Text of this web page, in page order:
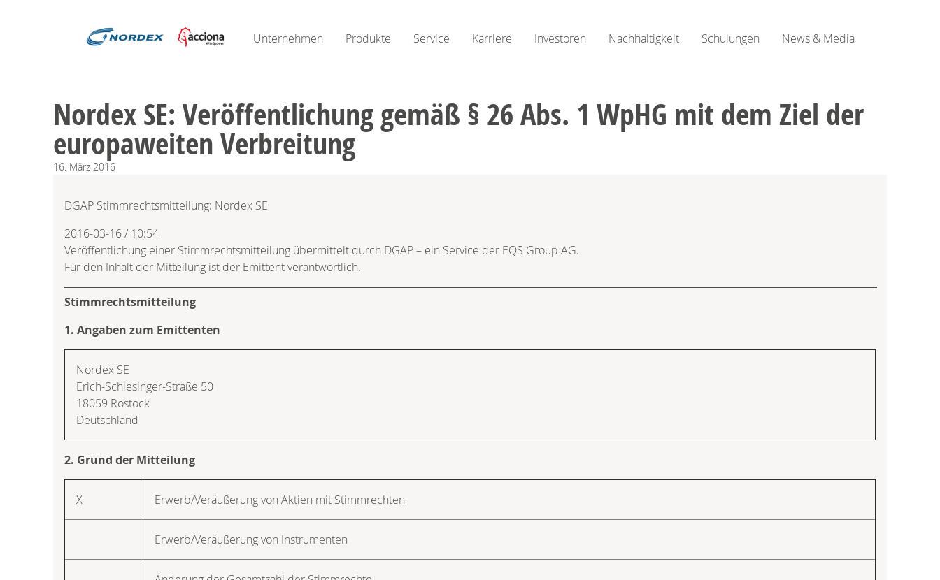
Unternehmen Produkte Service Karriere Investoren Nachhaltigkeit Schulungen News & Media
Nordex SE: Veröffentlichung gemäß § 26 Abs. 1 WpHG mit dem Ziel der
europaweiten Verbreitung
16. März 2016
DGAP Stimmrechtsmitteilung: Nordex SE
2016-03-16 / 10:54
Veröffentlichung einer Stimmrechtsmitteilung übermittelt durch DGAP – ein Service der EQS Group AG.
Für den Inhalt der Mitteilung ist der Emittent verantwortlich.
Stimmrechtsmitteilung
1. Angaben zum Emittenten
Nordex SE
Erich-Schlesinger-Straße 50
18059 Rostock
Deutschland
2. Grund der Mitteilung
X Erwerb/Veräußerung von Aktien mit Stimmrechten
Erwerb/Veräußerung von Instrumenten